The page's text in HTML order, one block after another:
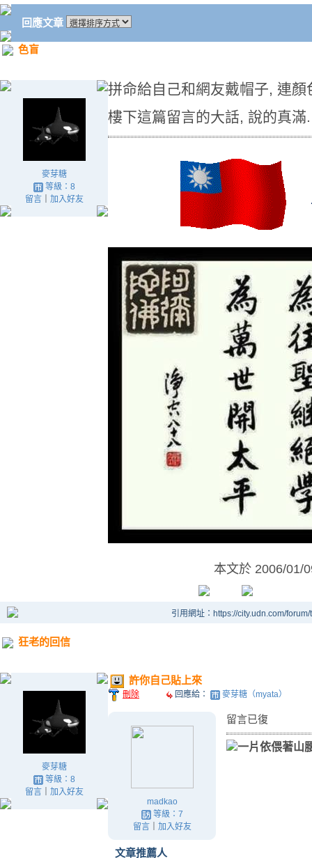
回應文章
色盲
麥芽糖
等級：8
留言｜ 加入好友
拼命給自己和網友戴帽子, 連
樓下這篇留言的大話, 說的真滿
本文於 2006/01/
引用網址：https://city.udn.com/
狂老的回信
麥芽糖
等級：8
留言｜ 加入好友
許你自己貼上來
刪除 回應給： 麥芽糖（myata）
madkao
等級：7
留言｜ 加入好友
文章推薦人
留言已復
一片依偎著山